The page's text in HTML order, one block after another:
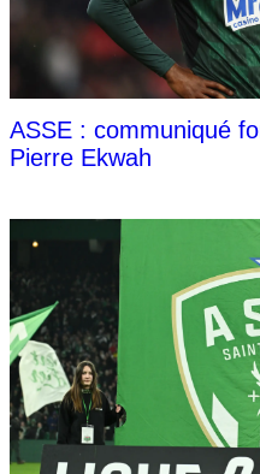
ASSE : communiqué
Pierre Ekwah